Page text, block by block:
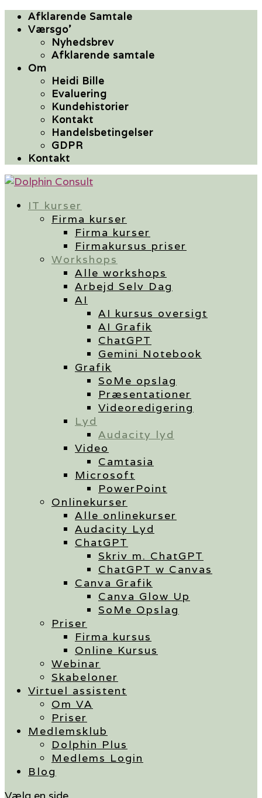
Afklarende Samtale
Værsgo’
Nyhedsbrev
Afklarende samtale
Om
Heidi Bille
Evaluering
Kundehistorier
Kontakt
Handelsbetingelser
GDPR
Kontakt
IT kurser
Firma kurser
Firma kurser
Firmakursus priser
Workshops
Alle workshops
Arbejd Selv Dag
AI
AI kursus oversigt
AI Grafik
ChatGPT
Gemini Notebook
Grafik
SoMe opslag
Præsentationer
Videoredigering
Lyd
Audacity lyd
Video
Camtasia
Microsoft
PowerPoint
Onlinekurser
Alle onlinekurser
Audacity Lyd
ChatGPT
Skriv m. ChatGPT
ChatGPT w Canvas
Canva Grafik
Canva Glow Up
SoMe Opslag
Priser
Firma kursus
Online Kursus
Webinar
Skabeloner
Virtuel assistent
Om VA
Priser
Medlemsklub
Dolphin Plus
Medlems Login
Blog